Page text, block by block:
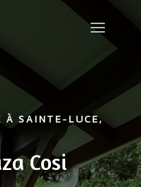
À SAINTE-LUCE,
Cosi